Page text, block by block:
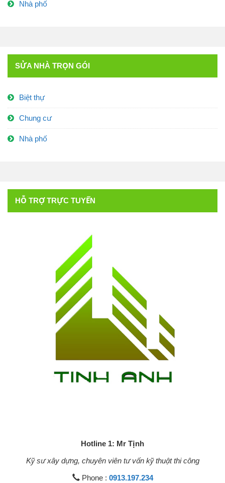
Nhà phố
SỬA NHÀ TRỌN GÓI
Biệt thự
Chung cư
Nhà phố
HỖ TRỢ TRỰC TUYẾN
Hotline 1: Mr Tịnh
Kỹ sư xây dựng, chuyên viên tư vấn kỹ thuật thi công
Phone : 0913.197.234